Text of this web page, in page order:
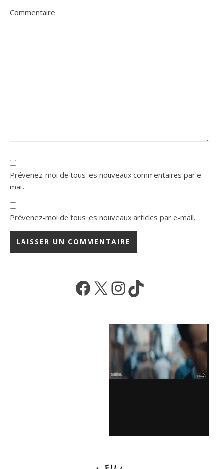
Commentaire
Prévenez-moi de tous les nouveaux commentaires par e-
mail.
Prévenez-moi de tous les nouveaux articles par e-mail.
Facebook
X Instagram
TikTok